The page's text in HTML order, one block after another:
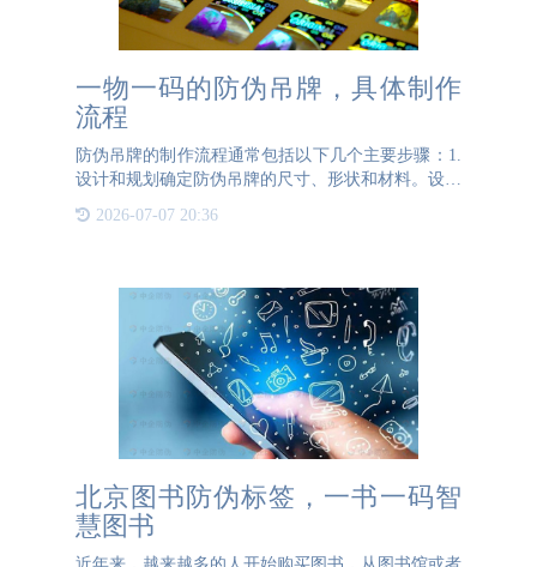
一物一码的防伪吊牌，具体制作
流程
防伪吊牌的制作流程通常包括以下几个主要步骤：1.
设计和规划确定防伪吊牌的尺寸、形状和材料。设计
防伪特征。选择合适的防伪技术，如二维码、条形
2026-07-07 20:36
北京图书防伪标签，一书一码智
慧图书